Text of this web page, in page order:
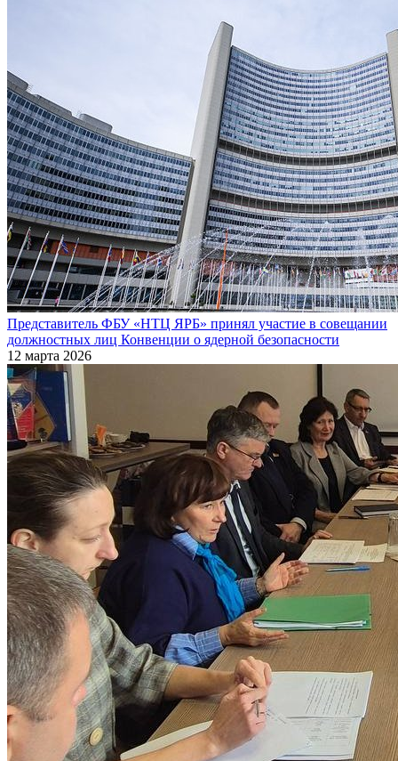
Представитель ФБУ «НТЦ ЯРБ» принял участие в совещании
должностных лиц Конвенции о ядерной безопасности
12 марта 2026